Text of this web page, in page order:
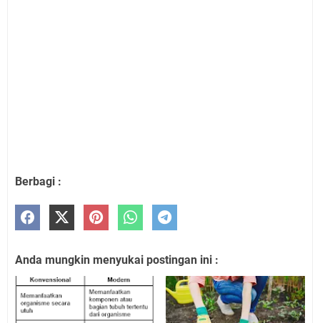
Berbagi :
Anda mungkin menyukai postingan ini :